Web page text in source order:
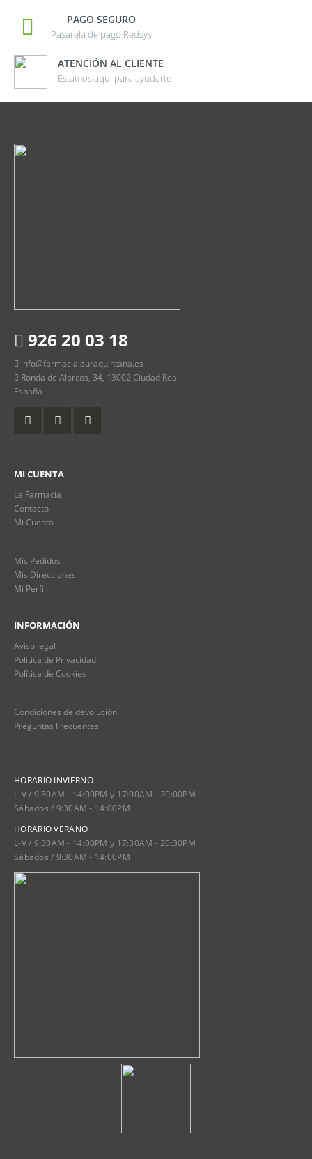
PAGO SEGURO
Pasarela de pago Redsys
ATENCIÓN AL CLIENTE
Estamos aquí para ayudarte
926 20 03 18
info@farmacialauraquintana.es
Ronda de Alarcos, 34, 13002 Ciudad Real
España
MI CUENTA
La Farmacia
Contacto
Mi Cuenta
Mis Pedidos
Mis Direcciones
Mi Perfil
INFORMACIÓN
Aviso legal
Política de Privacidad
Política de Cookies
Condiciones de devolución
Preguntas Frecuentes
HORARIO INVIERNO
L-V / 9:30AM - 14:00PM y 17:00AM - 20:00PM
Sábados / 9:30AM - 14:00PM
HORARIO VERANO
L-V / 9:30AM - 14:00PM y 17:30AM - 20:30PM
Sábados / 9:30AM - 14:00PM